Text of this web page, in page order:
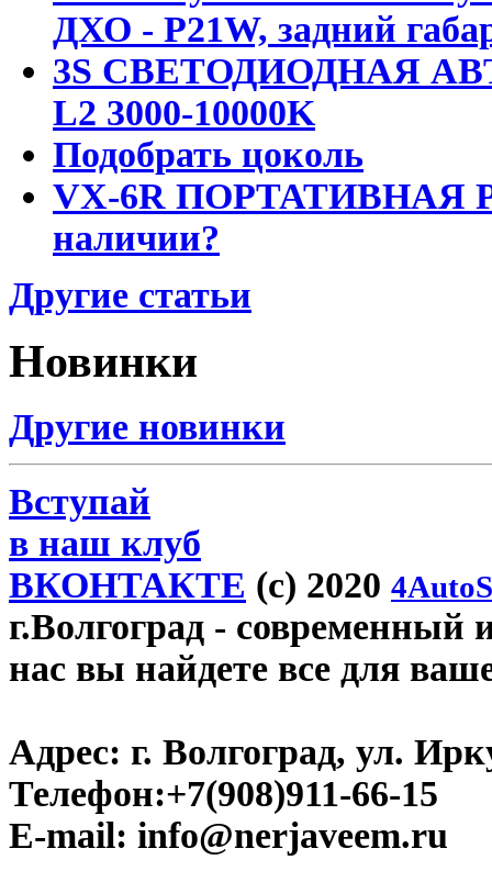
ДХО - P21W, задний
3S СВЕТОДИОДНАЯ
L2 3000-10000K
Подобрать цоколь
VX-6R ПОРТАТИВНАЯ
наличии?
Другие статьи
Новинки
Другие новинки
Вступай
в наш клуб
ВКОНТАКТЕ (c) 2020
г.Волгоград - современный
нас вы найдете все для
Адрес: г. Волгоград, ул.
Телефон:+7(908)911-66-15
E-mail: info@nerjaveem.ru